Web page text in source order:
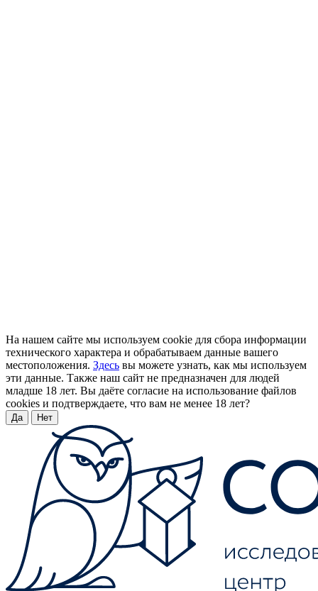
На нашем сайте мы используем cookie для сбора информации
технического характера и обрабатываем данные вашего
местоположения. Здесь вы можете узнать, как мы используем
эти данные. Также наш сайт не предназначен для людей
младше 18 лет. Вы даёте согласие на использование файлов
cookies и подтверждаете, что вам не менее 18 лет?
Да Нет